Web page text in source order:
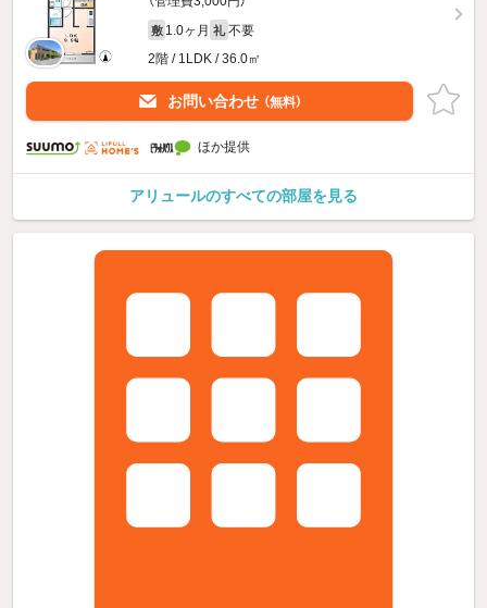
敷 1.0ヶ月 礼 不要
2階 / 1LDK / 36.0㎡
お問い合わせ （無料）
ほか提供
アリュールのすべての部屋を見る